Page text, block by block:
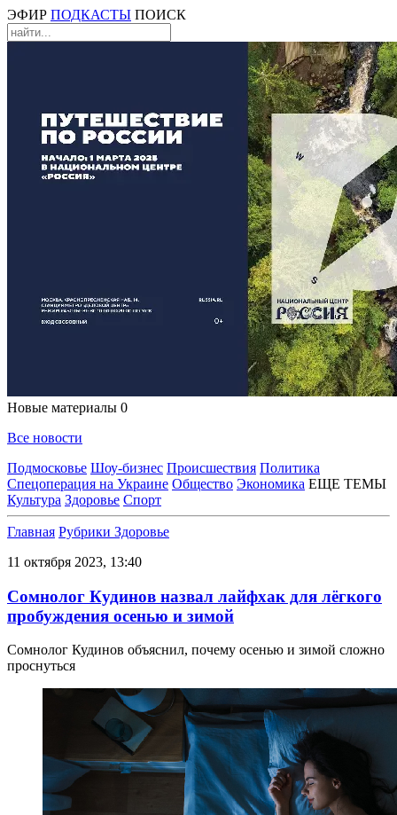
ЭФИР ПОДКАСТЫ ПОИСК
Новые материалы 0
Все новости
Подмосковье Шоу-бизнес Происшествия Политика
Спецоперация на Украине Общество Экономика ЕЩЕ ТЕМЫ
Культура Здоровье Спорт
Главная Рубрики Здоровье
11 октября 2023, 13:40
Сомнолог Кудинов назвал лайфхак для лёгкого
пробуждения осенью и зимой
Сомнолог Кудинов объяснил, почему осенью и зимой сложно
проснуться